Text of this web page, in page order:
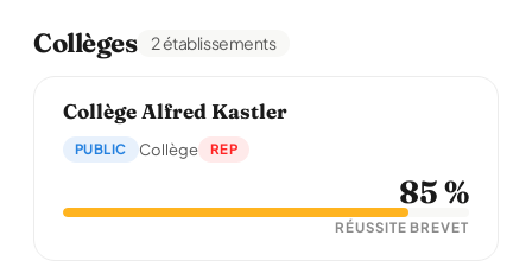
Collèges 2 établissements
Collège Alfred Kastler
PUBLIC Collège REP
85 %
RÉUSSITE BREVET